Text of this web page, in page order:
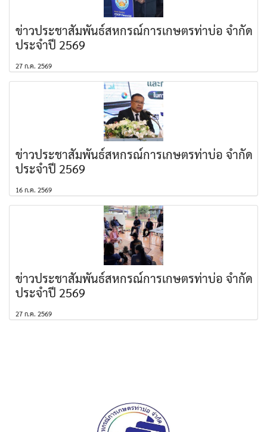
ข่าวประชาสัมพันธ์สหกรณ์การเกษตรท่าบ่อ จำกัด
ประจำปี 2569
27 ก.ค. 2569
ข่าวประชาสัมพันธ์สหกรณ์การเกษตรท่าบ่อ จำกัด
ประจำปี 2569
16 ก.ค. 2569
ข่าวประชาสัมพันธ์สหกรณ์การเกษตรท่าบ่อ จำกัด
ประจำปี 2569
27 ก.ค. 2569